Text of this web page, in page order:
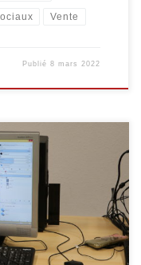
Vente
Publié8 mars 2022
est proposé à la
2020 (de 9 à 12h).
d’une BD avec
dessin, encrage et